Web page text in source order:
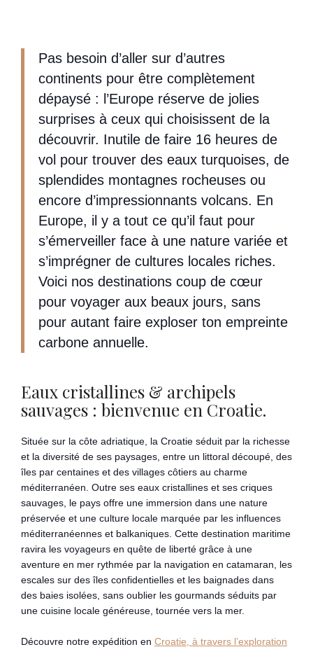
Pas besoin d’aller sur d’autres
continents pour être complètement
dépaysé : l’Europe réserve de jolies
surprises à ceux qui choisissent de la
découvrir. Inutile de faire 16 heures de
vol pour trouver des eaux turquoises, de
splendides montagnes rocheuses ou
encore d’impressionnants volcans. En
Europe, il y a tout ce qu’il faut pour
s’émerveiller face à une nature variée et
s’imprégner de cultures locales riches.
Voici nos destinations coup de cœur
pour voyager aux beaux jours, sans
pour autant faire exploser ton empreinte
carbone annuelle.
Eaux cristallines & archipels
sauvages : bienvenue en Croatie.
Située sur la côte adriatique, la Croatie séduit par la richesse
et la diversité de ses paysages, entre un littoral découpé, des
îles par centaines et des villages côtiers au charme
méditerranéen. Outre ses eaux cristallines et ses criques
sauvages, le pays offre une immersion dans une nature
préservée et une culture locale marquée par les influences
méditerranéennes et balkaniques. Cette destination maritime
ravira les voyageurs en quête de liberté grâce à une
aventure en mer rythmée par la navigation en catamaran, les
escales sur des îles confidentielles et les baignades dans
des baies isolées, sans oublier les gourmands séduits par
une cuisine locale généreuse, tournée vers la mer.
Découvre notre expédition en Croatie, à travers l’exploration